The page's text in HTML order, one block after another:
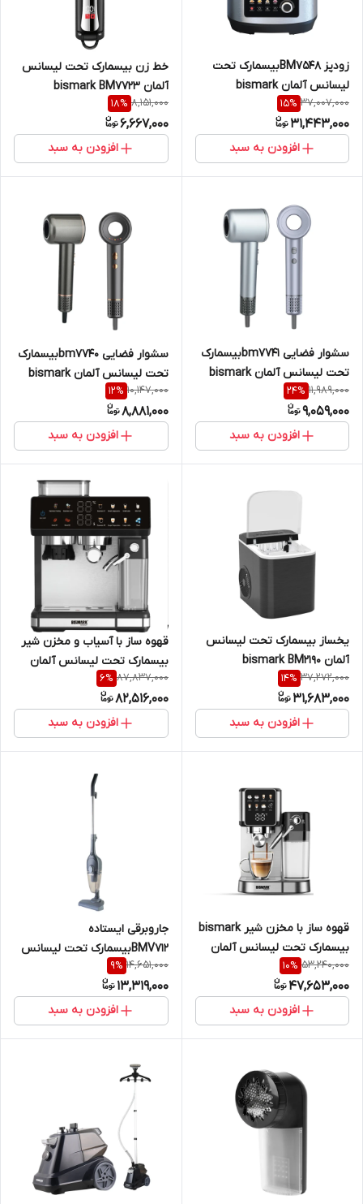
زودپز BM7548بیسمارک تحت
لیسانس آلمان bismark
37,007,000
15%
31,443,000
افزودن به سبد
خط زن بیسمارک تحت لیسانس
آلمان bismark BM7723
8,151,000
18%
6,667,000
افزودن به سبد
سشوار فضایی bm7741بیسمارک
تحت لیسانس آلمان bismark
11,989,000
24%
9,059,000
افزودن به سبد
سشوار فضایی bm7740بیسمارک
تحت لیسانس آلمان bismark
10,147,000
12%
8,881,000
افزودن به سبد
یخساز بیسمارک تحت لیسانس
آلمان bismark BM2190
37,272,000
14%
31,683,000
افزودن به سبد
قهوه ساز با آسیاب و مخزن شیر
بیسمارک تحت لیسانس آلمان
bismark BMC933
87,837,000
6%
82,516,000
افزودن به سبد
قهوه ساز با مخزن شیر bismark
بیسمارک تحت لیسانس آلمان
BMC850
53,240,000
10%
47,653,000
افزودن به سبد
جاروبرقی ایستاده
BMV712بیسمارک تحت لیسانس
آلمانbismark
14,651,000
9%
13,319,000
افزودن به سبد